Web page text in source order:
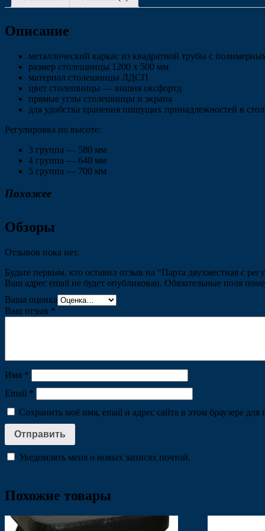
Описание
металлический каркас из квадратной трубы с
размер столешницы 1200 х 500 мм
материал столешницы ЛДСП
цвет столешницы — вишня оксфортд
прямые углы столешницы и экрана
для удобства хранения пишущих принадлежностей в
Регулировка по высоте:
3 группа — 580 мм
4 группа — 640 мм
5 группа — 700 мм
Похожее
Обзоры
Отзывов пока нет.
Будьте первым, кто оставил отзыв на “Парта двухместная с
Ваш адрес email не будет опубликован. Обязательные поля
Ваша оценка
Ваш отзыв *
Имя *
Email *
Сохранить моё имя, email и адрес сайта в этом браузере
Уведомлять меня о новых записях почтой.
Похожие товары